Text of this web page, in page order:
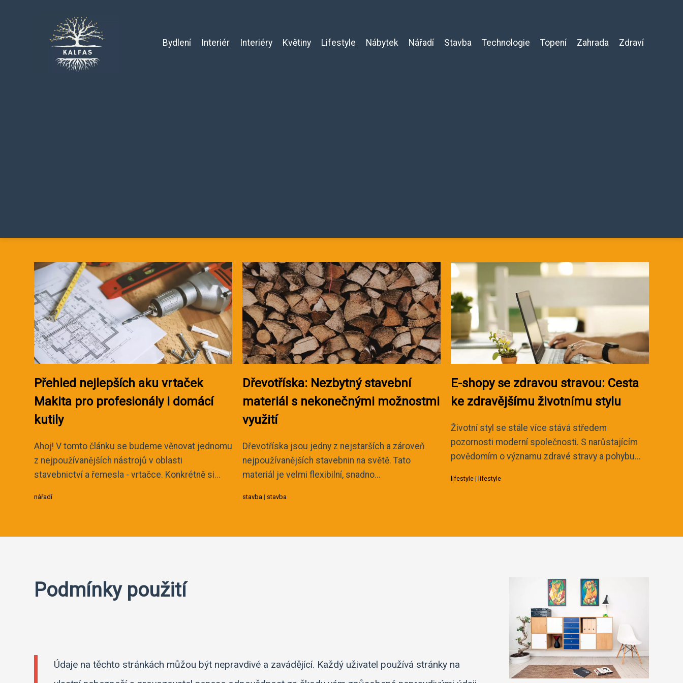
Bydlení Interiér Interiéry Květiny Lifestyle Nábytek Nářadí Stavba Technologie Topení Zahrada Zdraví
Přehled nejlepších aku vrtaček
Makita pro profesionály i domácí
kutily
Ahoj! V tomto článku se budeme věnovat jednomu
z nejpoužívanějších nástrojů v oblasti
stavebnictví a řemesla - vrtačce. Konkrétně si...
nářadí
Dřevotříska: Nezbytný stavební
materiál s nekonečnými možnostmi
využití
Dřevotříska jsou jedny z nejstarších a zároveň
nejpoužívanějších stavebnin na světě. Tato
materiál je velmi flexibilní, snadno...
stavba | stavba
E-shopy se zdravou stravou: Cesta
ke zdravějšímu životnímu stylu
Životní styl se stále více stává středem
pozornosti moderní společnosti. S narůstajícím
povědomím o významu zdravé stravy a pohybu...
lifestyle | lifestyle
Podmínky použití
Údaje na těchto stránkách můžou být nepravdivé a zavádějící. Každý uživatel používá stránky na